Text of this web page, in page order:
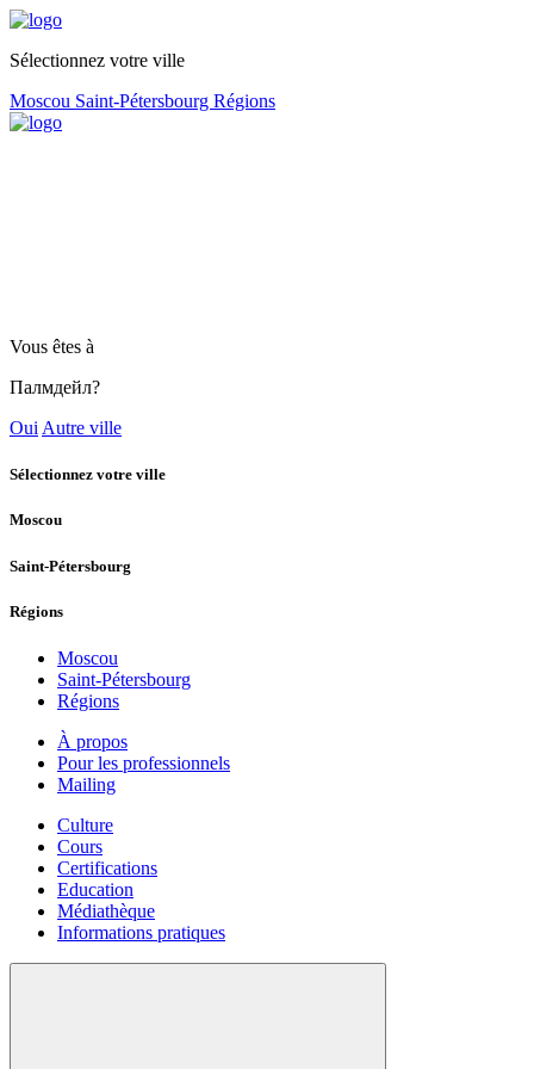
Sélectionnez votre ville
Moscou Saint-Pétersbourg Régions
Vous êtes à
Палмдейл?
Oui Autre ville
Sélectionnez votre ville
Moscou
Saint-Pétersbourg
Régions
Moscou
Saint-Pétersbourg
Régions
À propos
Pour les professionnels
Mailing
Culture
Cours
Certifications
Education
Médiathèque
Informations pratiques